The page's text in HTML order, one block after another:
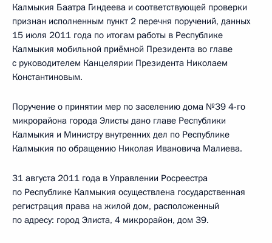
Калмыкия Баатра Гиндеева и соответствующей проверки
признан исполненным пункт 2 перечня поручений, данных
15 июля 2011 года по итогам работы в Республике
Калмыкия мобильной приёмной Президента во главе
с руководителем Канцелярии Президента Николаем
Константиновым.
Поручение о принятии мер по заселению дома №39 4-го
микрорайона города Элисты дано главе Республики
Калмыкия и Министру внутренних дел по Республике
Калмыкия по обращению Николая Ивановича Малиева.
31 августа 2011 года в Управлении Росреестра
по Республике Калмыкия осуществлена государственная
регистрация права на жилой дом, расположенный
по адресу: город Элиста, 4 микрорайон, дом 39.